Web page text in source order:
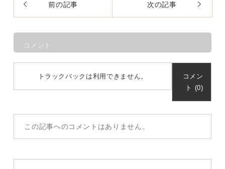
前の記事 次の記事
コメント
トラックバックは利用できません。
コメン
ト (0)
この記事へのコメントはありません。